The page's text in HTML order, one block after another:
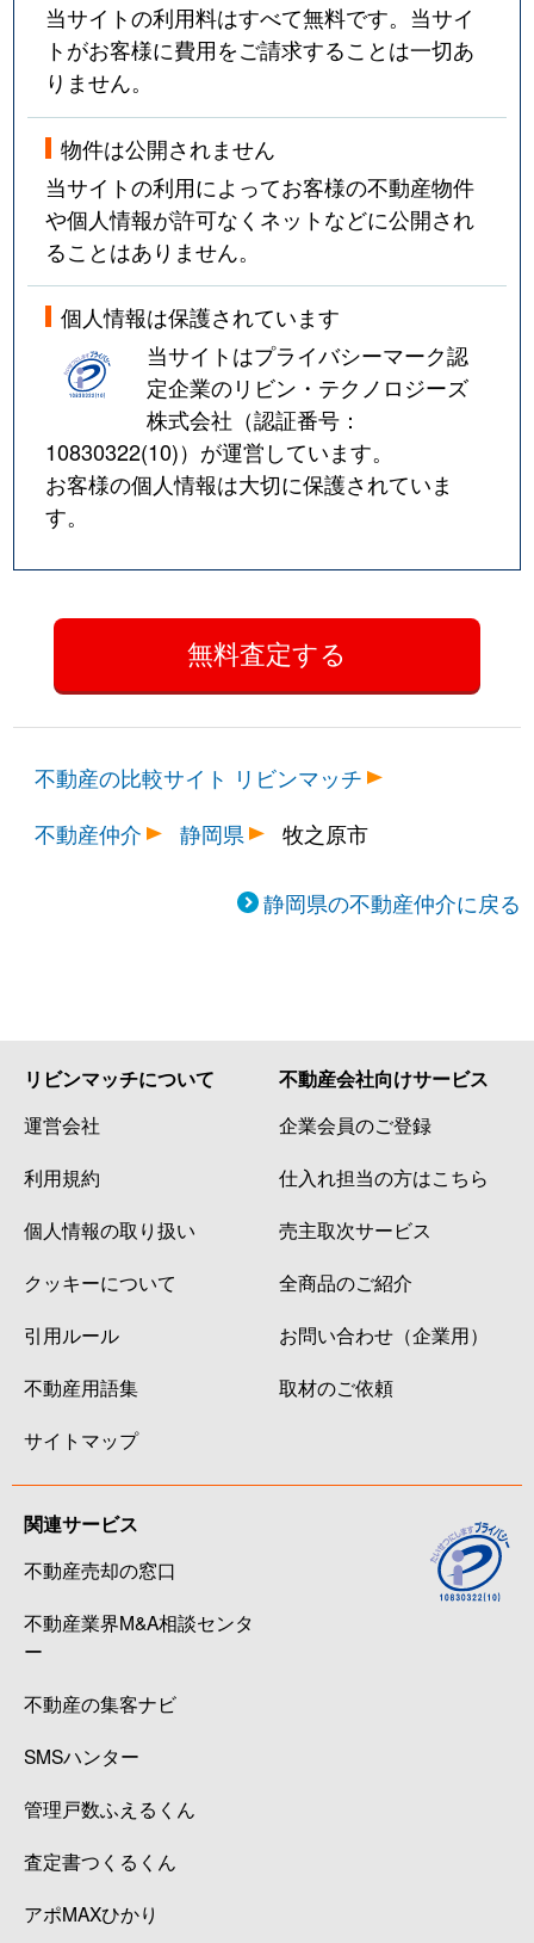
当サイトの利用料はすべて無料です。当サイ
トがお客様に費用をご請求することは一切あ
りません。
物件は公開されません
当サイトの利用によってお客様の不動産物件
や個人情報が許可なくネットなどに公開され
ることはありません。
個人情報は保護されています
当サイトはプライバシーマーク認
定企業のリビン・テクノロジーズ
株式会社（認証番号：
10830322(10)）が運営しています。
お客様の個人情報は大切に保護されていま
す。
不動産の比較サイト リビンマッチ
不動産仲介
静岡県 牧之原市
静岡県の不動産仲介に戻る
リビンマッチについて
運営会社
利用規約
個人情報の取り扱い
クッキーについて
引用ルール
不動産用語集
サイトマップ
不動産会社向けサービス
企業会員のご登録
仕入れ担当の方はこちら
売主取次サービス
全商品のご紹介
お問い合わせ（企業用）
取材のご依頼
関連サービス
不動産売却の窓口
不動産業界M&A相談センタ
ー
不動産の集客ナビ
SMSハンター
管理戸数ふえるくん
査定書つくるくん
アポMAXひかり